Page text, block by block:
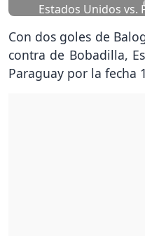
Estados Unidos vs.
Con dos goles de
contra de Bobadilla,
Paraguay por la fecha